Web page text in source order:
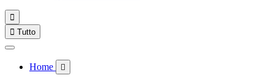

 Tutto
Home 